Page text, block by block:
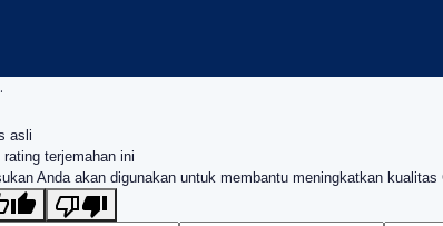
.
asli
rating terjemahan ini
Anda akan digunakan untuk membantu meningkatkan kualitas